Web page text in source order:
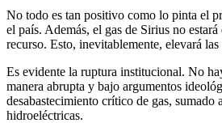
No todo es tan positivo como lo pinta el
el país. Además, el gas de Sirius no
recurso. Esto, inevitablemente, elevará
Es evidente la ruptura institucional. No
manera abrupta y bajo argumentos
desabastecimiento crítico de gas,
hidroeléctricas.